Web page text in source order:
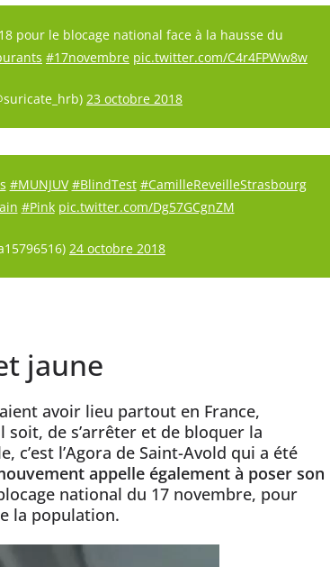
pour le blocage national face à la hausse du
#17novembre pic.twitter.com/C4r4FPWw8w
23 octobre 2018
#MUNJUV #BlindTest #CamilleReveilleStrasbourg
#Pink pic.twitter.com/Dg57GCgnZM
24 octobre 2018
jaune
avoir lieu partout en France,
de s’arrêter et de bloquer la
c’est l’Agora de Saint-Avold qui a été
appelle également à poser son
national du 17 novembre, pour
la population.